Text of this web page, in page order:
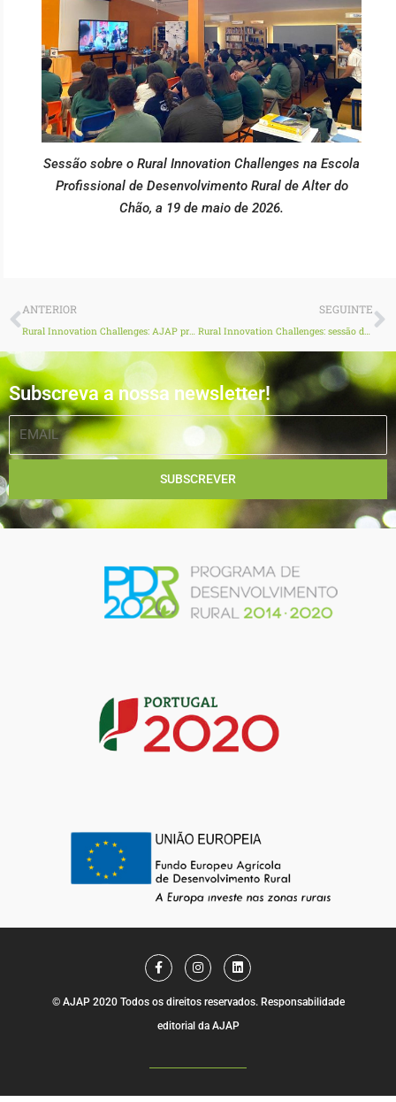
Sessão sobre o Rural Innovation Challenges na Escola
Profissional de Desenvolvimento Rural de Alter do
Chão, a 19 de maio de 2026.
Prev
ANTERIOR
Rural Innovation Challenges: AJAP promove sessão na Escola Profissional de Agricultura e Desenvolvimento Rural de Vagos
SEGUINTE
Rural Innovation Challenges: sessão de esclarecimentos na Escola Superior de Biociências de Elvas
Subscreva a nossa newsletter!
EMAIL
SUBSCREVER
F
a
c
e
b
o
o
f
I
n
s
t
a
g
r
L
i
n
k
e
d
© AJAP 2020 Todos os direitos reservados. Responsabilidade
editorial da AJAP